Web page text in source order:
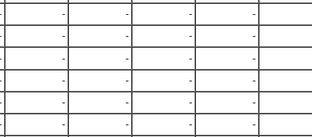
- - -
-
- - -
-
- - -
-
- - -
-
- - -
-
- - -
-